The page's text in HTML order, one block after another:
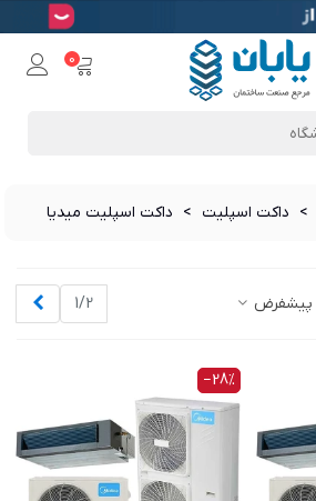
0
> داکت اسپلیت > داکت اسپلیت میدیا
پیشفرض 1/2
‎−28%